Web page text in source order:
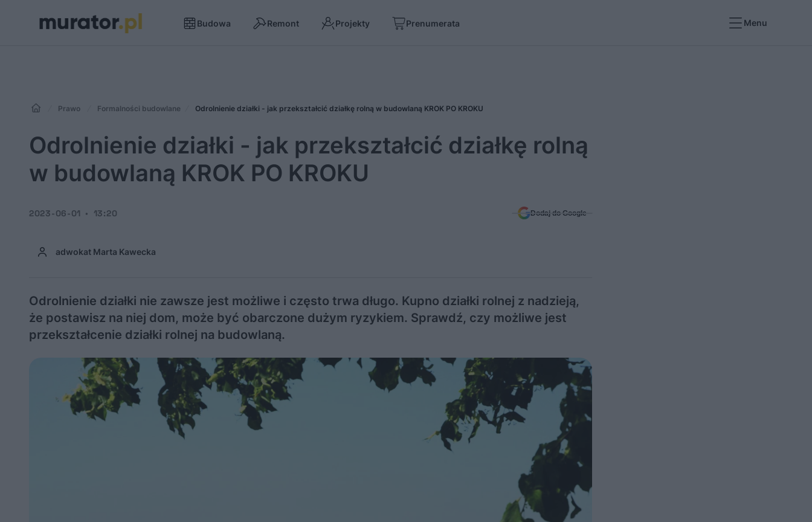
Budowa Remont Projekty Prenumerata Menu
Prawo Formalności budowlane Odrolnienie działki - jak przekształcić działkę rolną w budowlaną KROK PO KROKU
Odrolnienie działki - jak przekształcić działkę rolną
w budowlaną KROK PO KROKU
adwokat Marta Kawecka
2023-06-01 13:20 Dodaj do Google
Odrolnienie działki nie zawsze jest możliwe i często trwa długo. Kupno działki rolnej z nadzieją,
że postawisz na niej dom, może być obarczone dużym ryzykiem. Sprawdź, czy możliwe jest
przekształcenie działki rolnej na budowlaną.